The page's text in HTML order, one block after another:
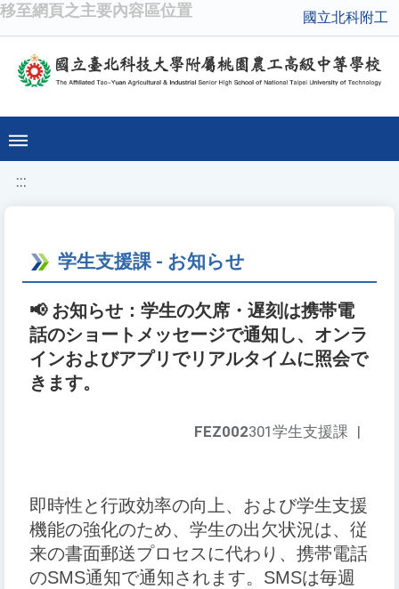
移至網頁之主要內容區位置 國立北科附工
:::
学生支援課 - お知らせ
📢 お知らせ：学生の欠席・遅刻は携帯電
話のショートメッセージで通知し、オンラ
インおよびアプリでリアルタイムに照会で
きます。
FEZ002301学生支援課 |
即時性と行政効率の向上、および学生支援
機能の強化のため、学生の出欠状況は、従
来の書面郵送プロセスに代わり、携帯電話
のSMS通知で通知されます。SMSは毎週